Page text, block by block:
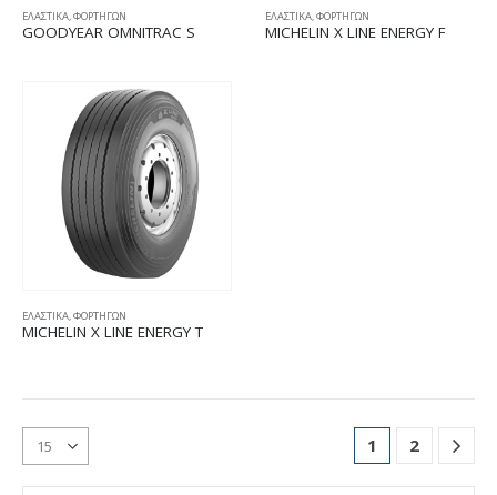
ΕΛΑΣΤΙΚΑ ΦΟΡΤΗΓΩΝ
GOODYEAR OMNITRAC S
ΕΛΑΣΤΙΚΑ ΦΟΡΤΗΓΩΝ
MICHELIN X LINE ENERGY F
ΕΛΑΣΤΙΚΑ,ΦΟΡΤΗΓΩΝ
MICHELIN X LINE ENERGY T
1 2